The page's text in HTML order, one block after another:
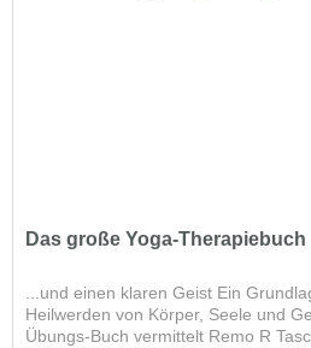
Das große Yoga-Therapiebuch
...und einen klaren Geist Ein
Heilwerden von Körper, Seele und
Übungs-Buch vermittelt Remo R